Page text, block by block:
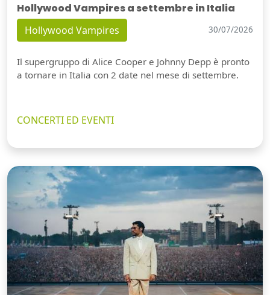
Hollywood Vampires a settembre in Italia
Hollywood Vampires 30/07/2026
Il supergruppo di Alice Cooper e Johnny Depp è pronto
a tornare in Italia con 2 date nel mese di settembre.
CONCERTI ED EVENTI